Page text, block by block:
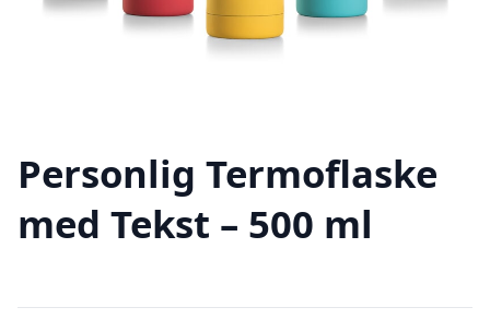
Personlig Termoflaske
med Tekst – 500 ml